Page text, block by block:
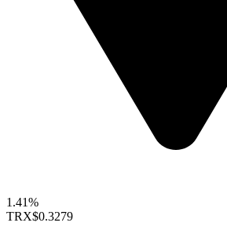
1.41%
TRX$0.3279